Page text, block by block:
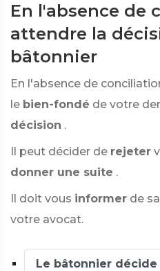
En l'absence de
attendre la
bâtonnier
En l'absence de
le bien-fondé de votre
décision .
Il peut décider de rejeter
donner une suite .
Il doit vous informer de
votre avocat.
Le bâtonnier